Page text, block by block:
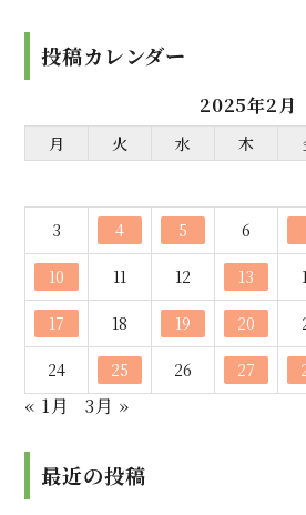
投稿カレンダー
2025年2月
月 火 水 木
3 4 5 6
10 11 12 13
17 18 19 20
24 25 26 27
« 1月 3月 »
最近の投稿